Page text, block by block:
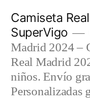
contenido
Camiseta
SuperVigo
Madrid 2024 –
Real Madrid
niños. Envío
Personalizadas